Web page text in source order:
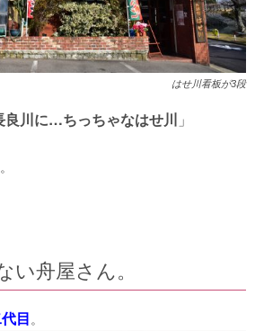
はせ川看板が3段
良川に…ちっちゃなはせ川 」
い舟屋さん。
目。